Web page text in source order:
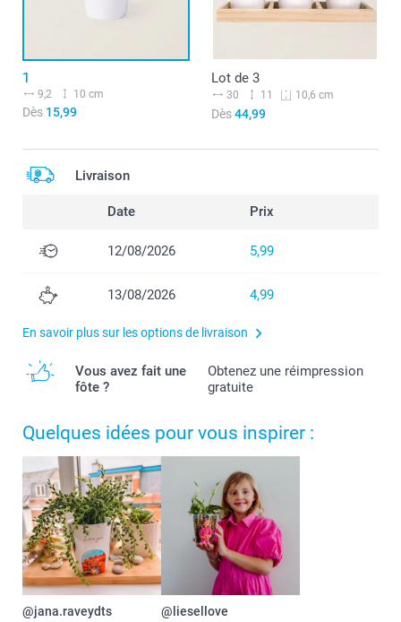
1
9,2 10 cm
Dès 15,99
Lot de 3
30 11 10,6 cm
Dès44,99
Livraison
Date Prix
12/08/2026 5,99
13/08/2026 4,99
En savoir plus sur les options de livraison
Vous avez fait une
fôte ?
Obtenez une réimpression
gratuite
Quelques idées pour vous inspirer :
@jana.raveydts @liesellove